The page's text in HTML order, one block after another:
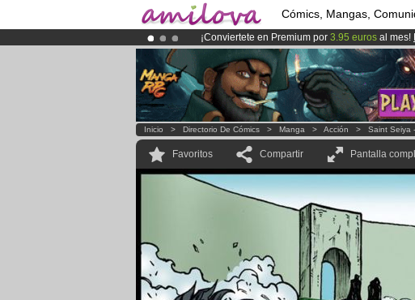
Cómics, Mangas,
¡Conviertete en Premium por 3.95 euros al mes!
¡El Kickstarter Amilova está desormado lanzado!.
¡Ya tenemos 100000miembrosy 1000 Cómics
Inicio > Directorio De Cómics > Manga > Acción > Saint Seiya
Favoritos Compartir Pantalla